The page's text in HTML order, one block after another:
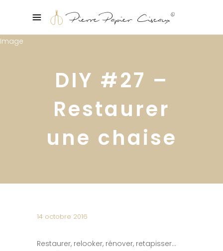
DIY #27 –
Restaurer
une chaise
14 octobre 2016
Restaurer, relooker, rénover, retapisser…